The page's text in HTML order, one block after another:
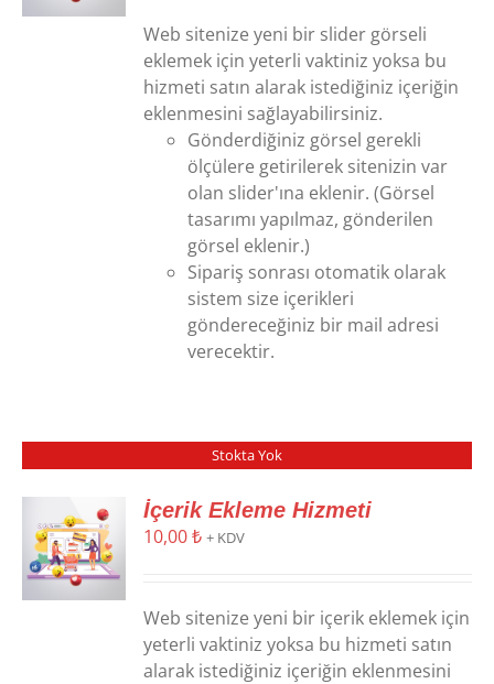
Web sitenize yeni bir slider görseli
eklemek için yeterli vaktiniz yoksa bu
hizmeti satın alarak istediğiniz içeriğin
eklenmesini sağlayabilirsiniz.
Gönderdiğiniz görsel gerekli
ölçülere getirilerek sitenizin var
olan slider'ına eklenir. (Görsel
tasarımı yapılmaz, gönderilen
görsel eklenir.)
Sipariş sonrası otomatik olarak
sistem size içerikleri
göndereceğiniz bir mail adresi
verecektir.
Stokta Yok
İçerik Ekleme Hizmeti
10,00₺ + KDV
Web sitenize yeni bir içerik eklemek için
yeterli vaktiniz yoksa bu hizmeti satın
alarak istediğiniz içeriğin eklenmesini